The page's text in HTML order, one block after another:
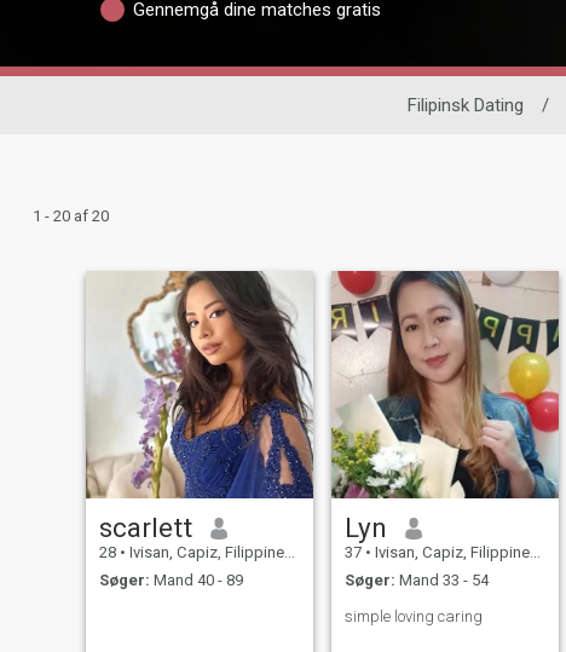
Gennemgå dine matches gratis
Filipinsk Dating /
1 - 20 af 20
scarlett
28 • Ivisan, Capiz, Filippinerne
Søger: Mand 40 - 89
Lyn
37 • Ivisan, Capiz, Filippinerne
Søger: Mand 33 - 54
simple loving caring